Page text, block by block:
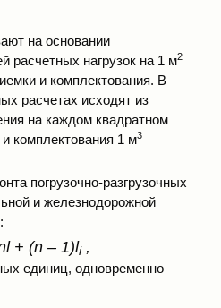
на основании
расчетных нагрузок на 1 м2
и комплектования. В
расчетах исходят из
на каждом квадратном
комплектования 1 м3
погрузочно-разгрузочных
и железнодорожной
+ (n – 1)li,
единиц, одновременно